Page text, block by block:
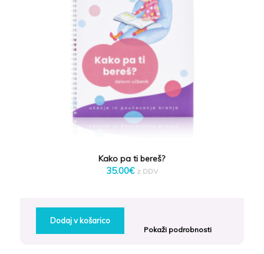
Kako pa ti bereš?
35.00€ z DDV
Dodaj v košarico
Pokaži podrobnosti